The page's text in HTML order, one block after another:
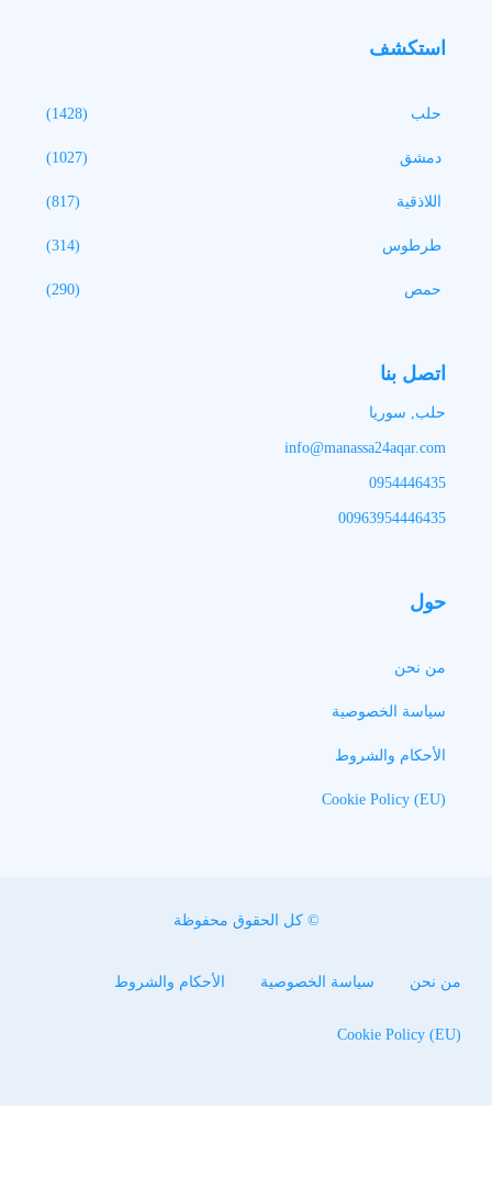
استكشف
حلب (1428)
دمشق (1027)
اللاذقية (817)
طرطوس (314)
حمص (290)
اتصل بنا
حلب, سوريا
info@manassa24aqar.com
0954446435
00963954446435
حول
من نحن
سياسة الخصوصية
الأحكام والشروط
Cookie Policy (EU)
© كل الحقوق محفوظة
من نحن سياسة الخصوصية الأحكام والشروط
Cookie Policy (EU)